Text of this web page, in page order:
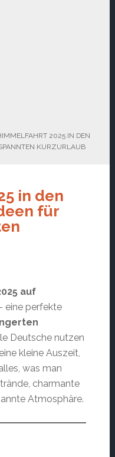
2025 IN DEN
KURZURLAUB
in den
für
auf
eine perfekte
Deutsche nutzen
kleine Auszeit,
was man
charmante
Atmosphäre.